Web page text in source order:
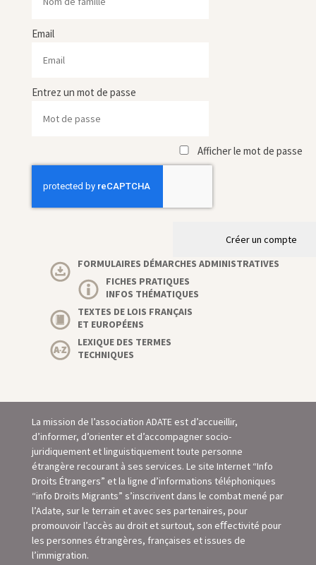
Email
Entrez un mot de passe
Afficher le mot de passe
Créer un compte
FORMULAIRES DÉMARCHES ADMINISTRATIVES
FICHES PRATIQUES
INFOS THÉMATIQUES
TEXTES DE LOIS FRANÇAIS
ET EUROPÉENS
LEXIQUE DES TERMES
TECHNIQUES
La mission de l’association ADATE est d’accueillir,
d’informer, d’orienter et d’accompagner socio-
juridiquement et linguistiquement toute personne
étrangère recourant à ses services. Le site Internet “Info
Droits Étrangers” et la ligne d’informations téléphoniques
“info Droits Migrants” s’inscrivent dans le combat mené par
l’Adate, sur le terrain et avec ses partenaires, pour
promouvoir l’accès au droit et surtout, son eﬀectivité pour
les personnes étrangères, françaises et issues de
l’immigration.